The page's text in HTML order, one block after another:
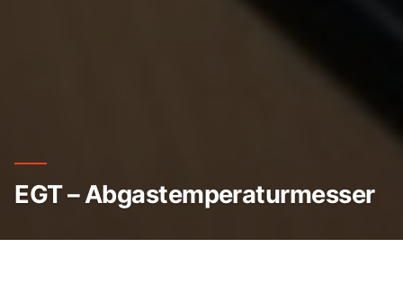
EGT – Abgastemperaturmesser